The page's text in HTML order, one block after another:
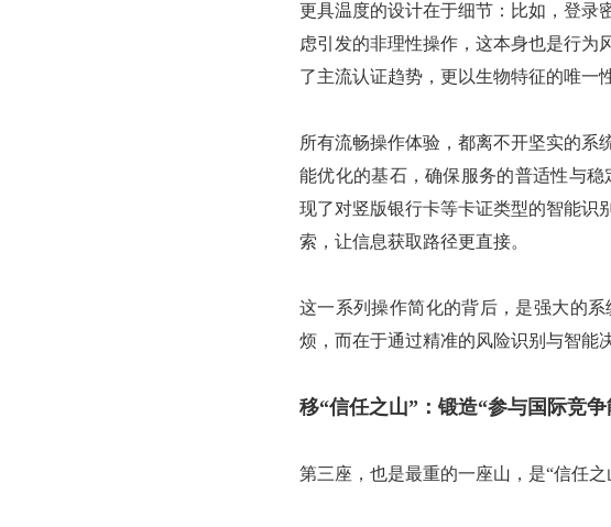
更具温度的设计在于细节：比如，登录
虑引发的非理性操作，这本身也是行为
了主流认证趋势，更以生物特征的唯一
所有流畅操作体验，都离不开坚实的系
能优化的基石，确保服务的普适性与
现了对竖版银行卡等卡证类型的智能识
索，让信息获取路径更直接。
这一系列操作简化的背后，是强大的
烦，而在于通过精准的风险识别与智能
移“信任之山”：锻造“参与国际竞
第三座，也是最重的一座山，是“信任之